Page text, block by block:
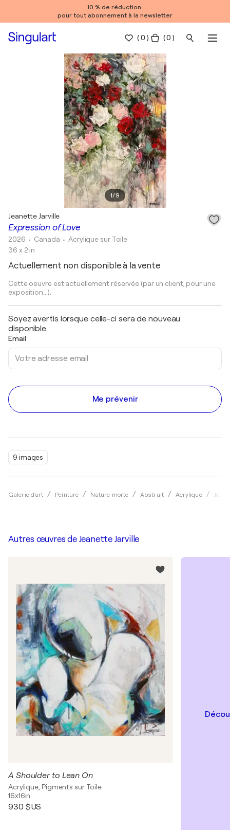
10 % de réduction
pour tout abonnement à la newsletter
(0 ) ( 0 )
1/9
9 images
Galerie d'art Peinture Nature morte Abstrait Acrylique
Expression of Love
Jeanette Jarville
2026 • Canada •Acrylique sur Toile
36 x 2 in
Actuellement non disponible à la vente
Cette oeuvre est actuellement réservée (par un client, pour une
exposition...).
Soyez avertis lorsque celle-ci sera de nouveau
disponible.
Email
Me prévenir
Autres œuvres de Jeanette Jarville
A Shoulder to Lean On
Acrylique, Pigments sur Toile
16x16in
930 $US